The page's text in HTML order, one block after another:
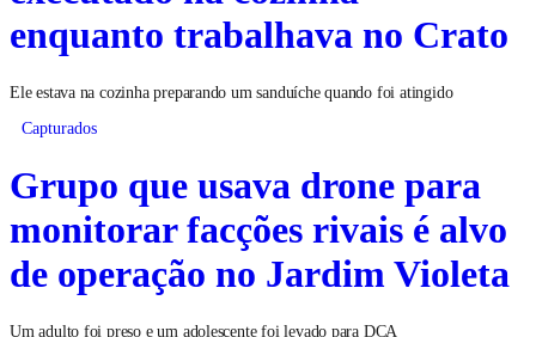
enquanto trabalhava no Crato
Ele estava na cozinha preparando um sanduíche quando foi atingido
Capturados
Grupo que usava drone para
monitorar facções rivais é alvo
de operação no Jardim Violeta
Um adulto foi preso e um adolescente foi levado para DCA